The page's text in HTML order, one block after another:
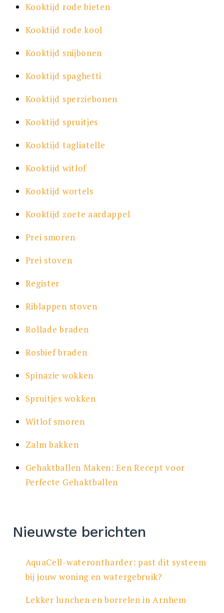
Kooktijd rode bieten
Kooktijd rode kool
Kooktijd snijbonen
Kooktijd spaghetti
Kooktijd sperziebonen
Kooktijd spruitjes
Kooktijd tagliatelle
Kooktijd witlof
Kooktijd wortels
Kooktijd zoete aardappel
Prei smoren
Prei stoven
Register
Riblappen stoven
Rollade braden
Rosbief braden
Spinazie wokken
Spruitjes wokken
Witlof smoren
Zalm bakken
Gehaktballen Maken: Een Recept voor
Perfecte Gehaktballen
Nieuwste berichten
AquaCell-waterontharder: past dit systeem
bij jouw woning en watergebruik?
Lekker lunchen en borrelen in Arnhem